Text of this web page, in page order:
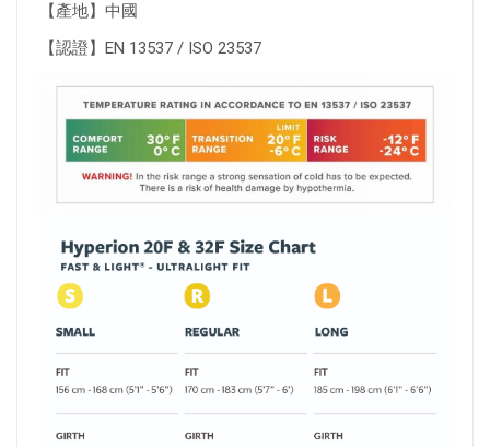
【產地】中國
【認證】EN 13537 / ISO 23537